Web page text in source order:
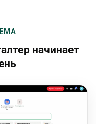
начинает